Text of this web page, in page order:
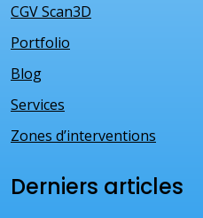
CGV Scan3D
Portfolio
Blog
Services
Zones d’interventions
Derniers articles